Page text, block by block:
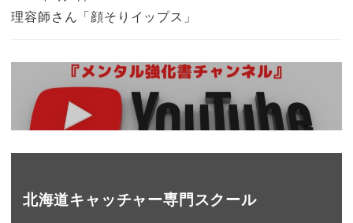
理容師さん「顔そりイップス」
北海道キャッチャー専門スクール